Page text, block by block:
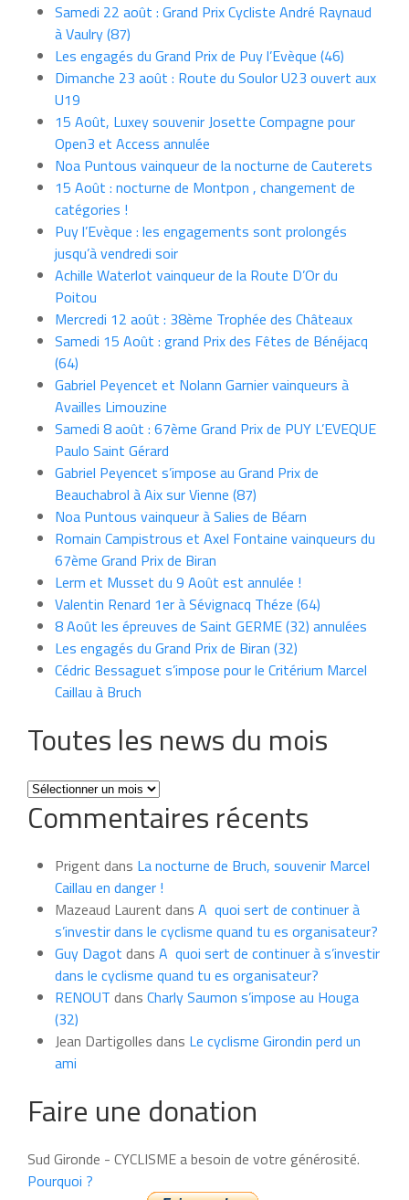
Samedi 22 août : Grand Prix Cycliste André Raynaud
à Vaulry (87)
Les engagés du Grand Prix de Puy l’Evèque (46)
Dimanche 23 août : Route du Soulor U23 ouvert aux
U19
15 Août, Luxey souvenir Josette Compagne pour
Open3 et Access annulée
Noa Puntous vainqueur de la nocturne de Cauterets
15 Août : nocturne de Montpon , changement de
catégories !
Puy l’Evèque : les engagements sont prolongés
jusqu’à vendredi soir
Achille Waterlot vainqueur de la Route D’Or du
Poitou
Mercredi 12 août : 38ème Trophée des Châteaux
Samedi 15 Août : grand Prix des Fêtes de Bénéjacq
(64)
Gabriel Peyencet et Nolann Garnier vainqueurs à
Availles Limouzine
Samedi 8 août : 67ème Grand Prix de PUY L’EVEQUE
Paulo Saint Gérard
Gabriel Peyencet s’impose au Grand Prix de
Beauchabrol à Aix sur Vienne (87)
Noa Puntous vainqueur à Salies de Béarn
Romain Campistrous et Axel Fontaine vainqueurs du
67ème Grand Prix de Biran
Lerm et Musset du 9 Août est annulée !
Valentin Renard 1er à Sévignacq Théze (64)
8 Août les épreuves de Saint GERME (32) annulées
Les engagés du Grand Prix de Biran (32)
Cédric Bessaguet s’impose pour le Critérium Marcel
Caillau à Bruch
Toutes les news du mois
Toutes
les
news
mois
Commentaires récents
Prigent dans La nocturne de Bruch, souvenir Marcel
Caillau en danger !
Mazeaud Laurent dans A quoi sert de continuer à
s’investir dans le cyclisme quand tu es organisateur?
Guy Dagot dans A quoi sert de continuer à s’investir
dans le cyclisme quand tu es organisateur?
RENOUT dans Charly Saumon s’impose au Houga
(32)
Jean Dartigolles dans Le cyclisme Girondin perd un
ami
Faire une donation
Sud Gironde - CYCLISME a besoin de votre générosité.
Pourquoi ?